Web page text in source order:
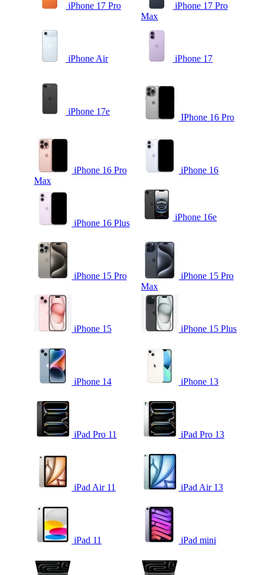
iPhone 17 Pro
iPhone 17 Pro
Max
iPhone Air iPhone 17
iPhone 17e
IPhone 16 Pro
iPhone 16 Pro
Max
iPhone 16
iPhone 16 Plus
iPhone 16e
iPhone 15 Pro
iPhone 15 Pro
Max
iPhone 15 iPhone 15 Plus
iPhone 14 iPhone 13
iPad Pro 11 iPad Pro 13
iPad Air 11 iPad Air 13
iPad 11 iPad mini